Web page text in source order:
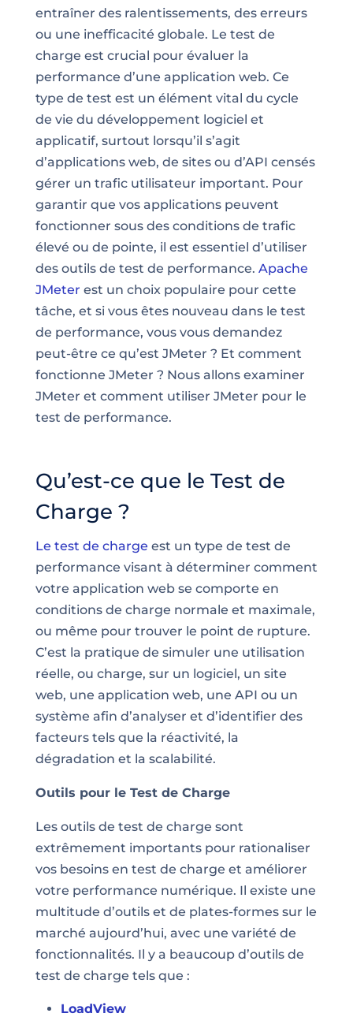
entraîner des ralentissements, des erreurs
ou une inefficacité globale. Le test de
charge est crucial pour évaluer la
performance d’une application web. Ce
type de test est un élément vital du cycle
de vie du développement logiciel et
applicatif, surtout lorsqu’il s’agit
d’applications web, de sites ou d’API censés
gérer un trafic utilisateur important. Pour
garantir que vos applications peuvent
fonctionner sous des conditions de trafic
élevé ou de pointe, il est essentiel d’utiliser
des outils de test de performance. Apache
JMeter est un choix populaire pour cette
tâche, et si vous êtes nouveau dans le test
de performance, vous vous demandez
peut-être ce qu’est JMeter ? Et comment
fonctionne JMeter ? Nous allons examiner
JMeter et comment utiliser JMeter pour le
test de performance.
Qu’est-ce que le Test de
Charge ?
Le test de charge est un type de test de
performance visant à déterminer comment
votre application web se comporte en
conditions de charge normale et maximale,
ou même pour trouver le point de rupture.
C’est la pratique de simuler une utilisation
réelle, ou charge, sur un logiciel, un site
web, une application web, une API ou un
système afin d’analyser et d’identifier des
facteurs tels que la réactivité, la
dégradation et la scalabilité.
Outils pour le Test de Charge
Les outils de test de charge sont
extrêmement importants pour rationaliser
vos besoins en test de charge et améliorer
votre performance numérique. Il existe une
multitude d’outils et de plates-formes sur le
marché aujourd’hui, avec une variété de
fonctionnalités. Il y a beaucoup d’outils de
test de charge tels que :
LoadView